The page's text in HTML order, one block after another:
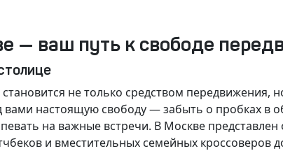
— ваш путь к свободе
не только средством передвижения,
вами настоящую свободу — забыть о пробках в
на важные встречи. В Москве
и вместительных семейных